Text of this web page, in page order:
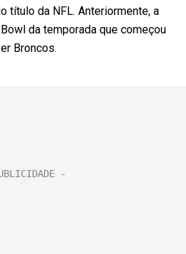
título da NFL. Anteriormente, a
da temporada que começou
Broncos.